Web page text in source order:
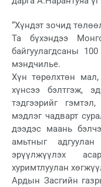
“Хүндэт зочид
Та бүхэндээ
байгуулагдсаны
мэндчилье.
Хүн төрөлхтөн
хүнсээ бэлтгэж,
тэдгээрийг
мэдлэг чадварт
дээдэс маань
амьтныг
эрүүлжүүлэх
хуримтлуулан
Ардын Засгийн